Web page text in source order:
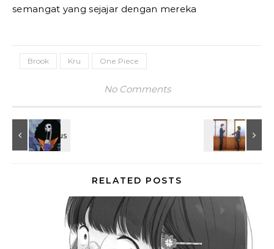
semangat yang sejajar dengan mereka
Brook Kru One Piece
No Comments
RELATED POSTS